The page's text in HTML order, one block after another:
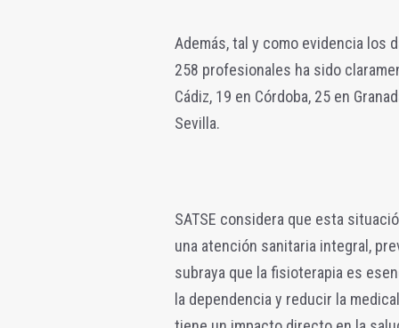
Además, tal y como evidencia los
258 profesionales ha sido
Cádiz, 19 en Córdoba, 25 en
Sevilla.
SATSE considera que esta
una atención sanitaria integral,
subraya que la fisioterapia es
la dependencia y reducir la